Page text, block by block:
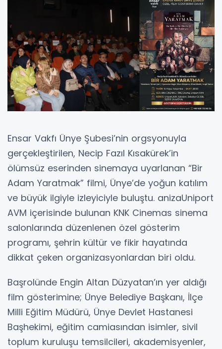
Ensar Vakfı Ünye Şubesi’nin orgsyonuyla
gerçekleştirilen, Necip Fazıl Kısakürek’in
ölümsüz eserinden sinemaya uyarlanan “Bir
Adam Yaratmak” filmi, Ünye’de yoğun katılım
ve büyük ilgiyle izleyiciyle buluştu. anizaUniport
AVM içerisinde bulunan KNK Cinemas sinema
salonlarında düzenlenen özel gösterim
programı, şehrin kültür ve fikir hayatında
dikkat çeken organizasyonlardan biri oldu.
Başrolünde Engin Altan Düzyatan’ın yer aldığı
film gösterimine; Ünye Belediye Başkanı, İlçe
Milli Eğitim Müdürü, Ünye Devlet Hastanesi
Başhekimi, eğitim camiasından isimler, sivil
toplum kuruluşu temsilcileri, akademisyenler,